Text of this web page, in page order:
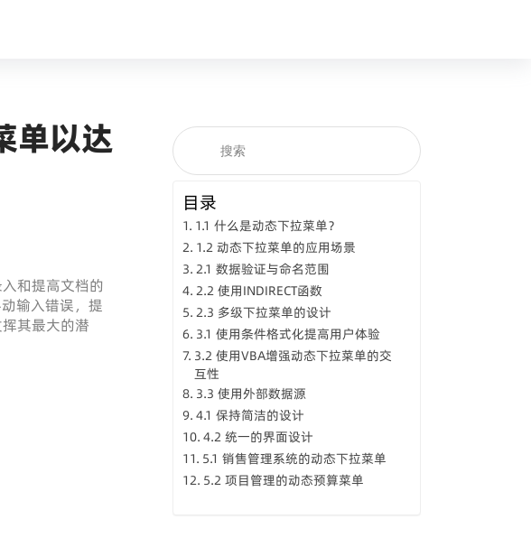
单以达
和提高文档的
输入错误，提
其最大的潜
目录
1.1 什么是动态下拉菜单？
1.2 动态下拉菜单的应用场景
2.1 数据验证与命名范围
2.2 使用INDIRECT函数
2.3 多级下拉菜单的设计
3.1 使用条件格式化提高用户体验
3.2 使用VBA增强动态下拉菜单的交
互性
3.3 使用外部数据源
4.1 保持简洁的设计
4.2 统一的界面设计
5.1 销售管理系统的动态下拉菜单
5.2 项目管理的动态预算菜单